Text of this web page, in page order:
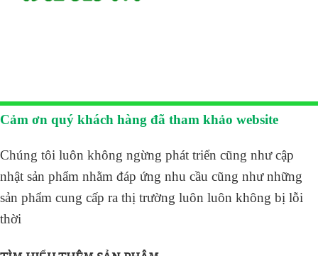
Cảm ơn quý khách hàng đã tham khảo website
Chúng tôi luôn không ngừng phát triển cũng như cập
nhật sản phẩm nhằm đáp ứng nhu cầu cũng như những
sản phẩm cung cấp ra thị trường luôn luôn không bị lỗi
thời